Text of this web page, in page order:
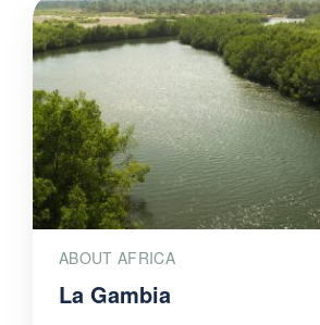
ABOUT AFRICA
La Gambia